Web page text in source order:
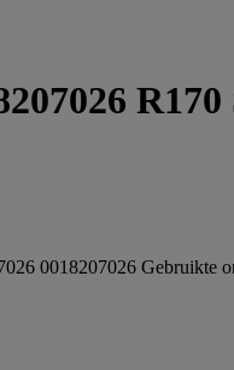
0018207026 Gebruikte